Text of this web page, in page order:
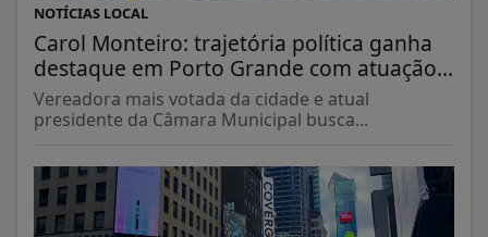
NOTÍCIAS LOCAL
Carol Monteiro: trajetória política ganha
destaque em Porto Grande com atuação...
Vereadora mais votada da cidade e atual
presidente da Câmara Municipal busca...